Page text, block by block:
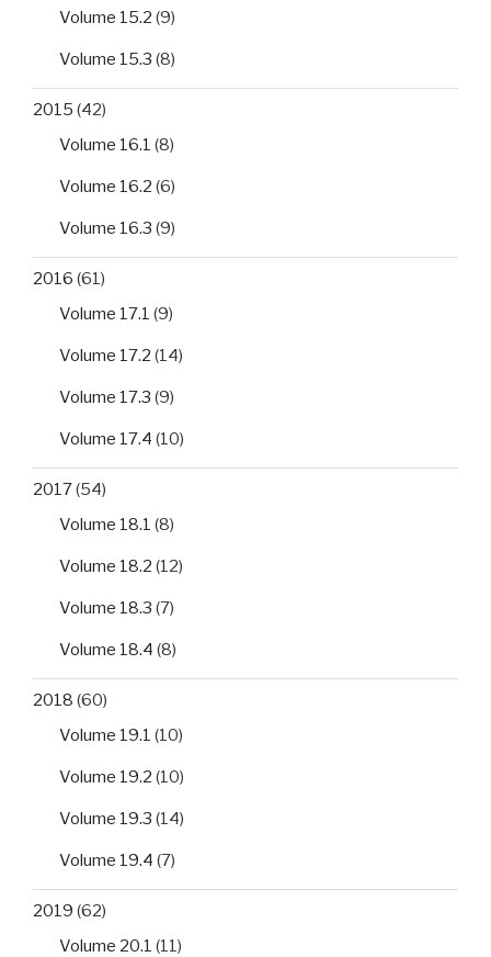
Volume 15.2 (9)
Volume 15.3 (8)
2015 (42)
Volume 16.1 (8)
Volume 16.2 (6)
Volume 16.3 (9)
2016 (61)
Volume 17.1 (9)
Volume 17.2 (14)
Volume 17.3 (9)
Volume 17.4 (10)
2017(54)
Volume 18.1 (8)
Volume 18.2 (12)
Volume 18.3 (7)
Volume 18.4 (8)
2018 (60)
Volume 19.1 (10)
Volume 19.2 (10)
Volume 19.3 (14)
Volume 19.4 (7)
2019 (62)
Volume 20.1 (11)